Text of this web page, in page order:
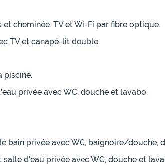
cheminée. TV et Wi-Fi par fibre optique.
TV et canapé-lit double.
piscine.
privée avec WC, douche et lavabo.
bain privée avec WC, baignoire/douche,
d'eau privée avec WC, douche et